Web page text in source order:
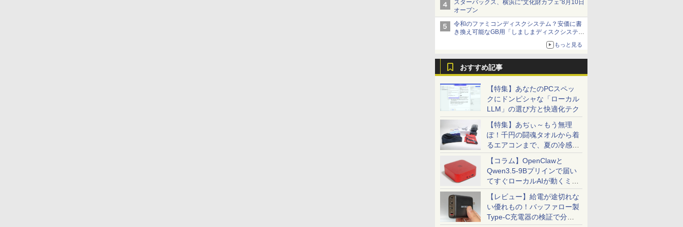
スターバックス、横浜に“文化財カフェ”8月10日
オープン
令和のファミコンディスクシステム？安価に書
き換え可能なGB用「しましまディスクシステ
もっと見る
おすすめ記事
【特集】あなたのPCスペッ
クにドンピシャな「ローカル
LLM」の選び方と快適化テク
【特集】あぢぃ～もう無理
ぽ！千円の闘魂タオルから着
るエアコンまで、夏の冷感グ
ッズ一挙紹介
【コラム】OpenClawと
Qwen3.5-9Bプリインで届い
てすぐローカルAIが動くミニ
PC「SER9 Pro」
【レビュー】給電が途切れな
い優れもの！バッファロー製
Type-C充電器の検証で分か